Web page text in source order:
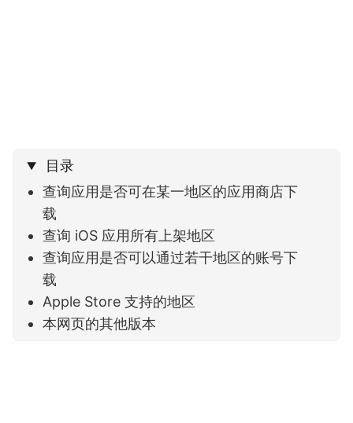
目录
查询应用是否可在某一地区的应用商店下
载
查询 iOS 应用所有上架地区
查询应用是否可以通过若干地区的账号下
载
Apple Store 支持的地区
本网页的其他版本